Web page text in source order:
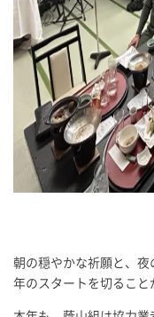
朝の穏やかな祈願と、
年のスタートを切ること